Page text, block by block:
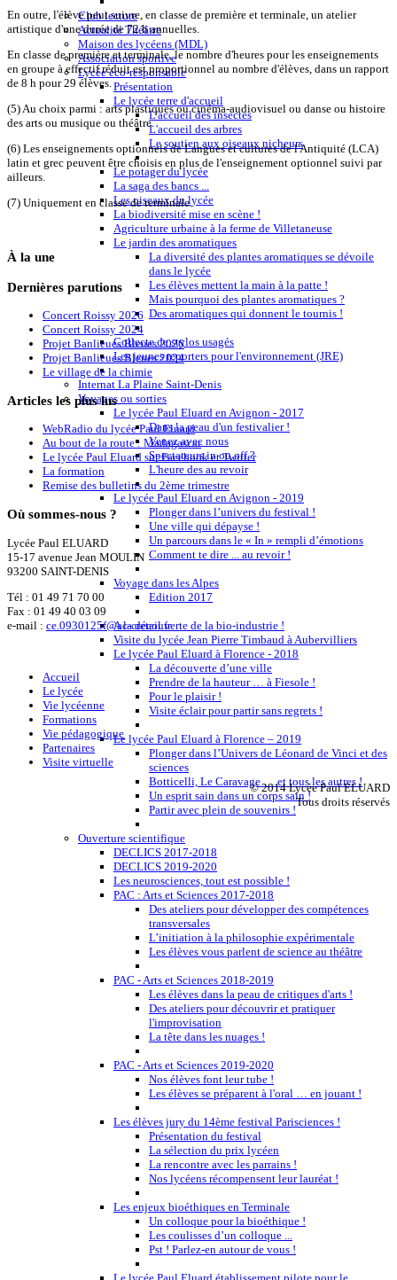
Club lecture
Actualité Théâtre
Maison des lycéens (MDL)
Association sportive
Lycée éco-responsable
Présentation
Le lycée terre d'accueil
L'accueil des insectes
L'accueil des arbres
Le soutien aux oiseaux nicheurs
Le potager du lycée
La saga des bancs ...
Les oiseaux du lycée
La biodiversité mise en scène !
Agriculture urbaine à la ferme de Villetaneuse
Le jardin des aromatiques
La diversité des plantes aromatiques se dévoile
dans le lycée
Les élèves mettent la main à la patte !
Mais pourquoi des plantes aromatiques ?
Des aromatiques qui donnent le tournis !
Collecte de stylos usagés
Les jeunes reporters pour l'environnement (JRE)
Internat La Plaine Saint-Denis
Voyages ou sorties
Le lycée Paul Eluard en Avignon - 2017
Dans la peau d'un festivalier !
Venez avec nous
Spectateurs in ou off ?
L'heure des au revoir
Le lycée Paul Eluard en Avignon - 2019
Plonger dans l’univers du festival !
Une ville qui dépayse !
Un parcours dans le « In » rempli d’émotions
Comment te dire ... au revoir !
Voyage dans les Alpes
Edition 2017
A la découverte de la bio-industrie !
Visite du lycée Jean Pierre Timbaud à Aubervilliers
Le lycée Paul Eluard à Florence - 2018
La découverte d’une ville
Prendre de la hauteur … à Fiesole !
Pour le plaisir !
Visite éclair pour partir sans regrets !
Le lycée Paul Eluard à Florence – 2019
Plonger dans l’Univers de Léonard de Vinci et des
sciences
Botticelli, Le Caravage … et tous les autres !
Un esprit sain dans un corps sain !
Partir avec plein de souvenirs !
Ouverture scientifique
DECLICS 2017-2018
DECLICS 2019-2020
Les neurosciences, tout est possible !
PAC : Arts et Sciences 2017-2018
Des ateliers pour développer des compétences
transversales
L’initiation à la philosophie expérimentale
Les élèves vous parlent de science au théâtre
PAC - Arts et Sciences 2018-2019
Les élèves dans la peau de critiques d'arts !
Des ateliers pour découvrir et pratiquer
l'improvisation
La tête dans les nuages !
PAC - Arts et Sciences 2019-2020
Nos élèves font leur tube !
Les élèves se préparent à l'oral … en jouant !
Les élèves jury du 14ème festival Parisciences !
Présentation du festival
La sélection du prix lycéen
La rencontre avec les parrains !
Nos lycéens récompensent leur lauréat !
Les enjeux bioéthiques en Terminale
Un colloque pour la bioéthique !
Les coulisses d’un colloque ...
Pst ! Parlez-en autour de vous !
En outre, l'élève peut suivre, en classe de première et terminale, un atelier
artistique d'une durée de 72 h annuelles.
En classe de première et terminale, le nombre d'heures pour les enseignements
en groupe à effectif réduit est proportionnel au nombre d'élèves, dans un rapport
de 8 h pour 29 élèves.
(5) Au choix parmi : arts plastiques ou cinéma-audiovisuel ou danse ou histoire
des arts ou musique ou théâtre.
(6) Les enseignements optionnels de Langues et cultures de l'Antiquité (LCA)
latin et grec peuvent être choisis en plus de l'enseignement optionnel suivi par
ailleurs.
(7) Uniquement en classe de terminale.
À la une
Dernières parutions
Concert Roissy 2026
Concert Roissy 2024
Projet Banlieues Bleues 2026
Projet Banlieues Bleues 2024
Le village de la chimie
Articles les plus lus
WebRadio du lycée Paul Eluard
Au bout de la route : Madagascar
Le lycée Paul Eluard sur Facebook et Twitter
La formation
Remise des bulletins du 2ème trimestre
Où sommes-nous ?
Lycée Paul ELUARD
15-17 avenue Jean MOULIN
93200 SAINT-DENIS
Tél : 01 49 71 70 00
Fax : 01 49 40 03 09
e-mail : ce.0930125f@ac-creteil.fr
Accueil
Le lycée
Vie lycéenne
Formations
Vie pédagogique
Partenaires
Visite virtuelle
© 2014 Lycée Paul ELUARD
Tous droits réservés